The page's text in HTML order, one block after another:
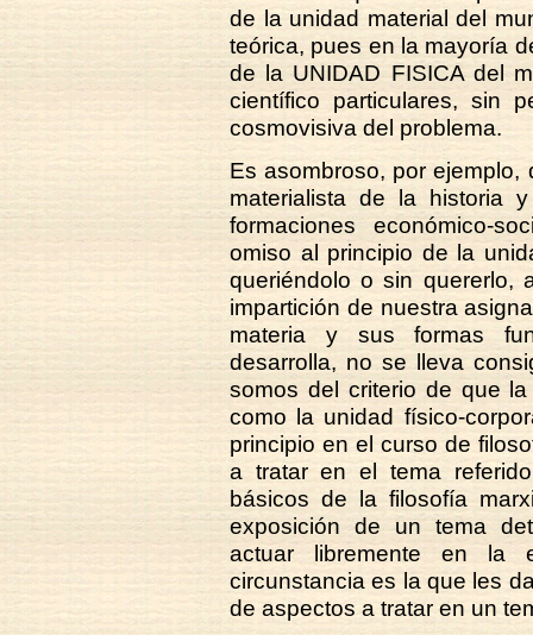
de la unidad material del
teórica, pues en la mayoría
de la UNIDAD FISICA del
científico particulares, sin
cosmovisiva del problema.
Es asombroso, por
materialista de la historia
formaciones económico-
omiso al principio de la
queriéndolo o sin quererlo,
impartición de nuestra
materia y sus formas
desarrolla, no se lleva
somos del criterio de que
como la unidad físico-
principio en el curso de
a tratar en el tema
básicos de la filosofía
exposición de un tema
actuar libremente en la
circunstancia es la que les
de aspectos a tratar en un